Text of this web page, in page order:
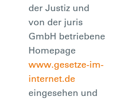
der Justiz und
von der juris
GmbH betriebene
Homepage
www.gesetze-im-
internet.de
eingesehen und